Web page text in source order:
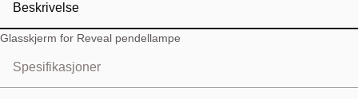
Beskrivelse
Glasskjerm for Reveal pendellampe
Spesifikasjoner